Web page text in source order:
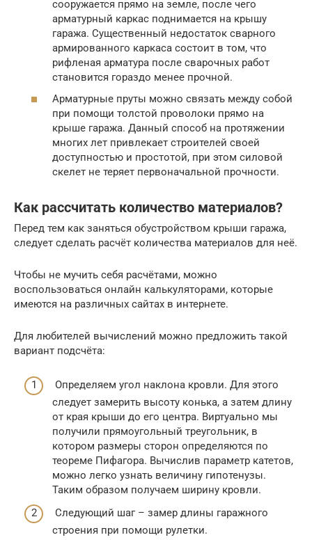
сооружается прямо на земле, после чего
арматурный каркас поднимается на крышу
гаража. Существенный недостаток сварного
армированного каркаса состоит в том, что
рифленая арматура после сварочных работ
становится гораздо менее прочной.
Арматурные пруты можно связать между собой
при помощи толстой проволоки прямо на
крыше гаража. Данный способ на протяжении
многих лет привлекает строителей своей
доступностью и простотой, при этом силовой
скелет не теряет первоначальной прочности.
Как рассчитать количество материалов?
Перед тем как заняться обустройством крыши гаража,
следует сделать расчёт количества материалов для неё.
Чтобы не мучить себя расчётами, можно
воспользоваться онлайн калькуляторами, которые
имеются на различных сайтах в интернете.
Для любителей вычислений можно предложить такой
вариант подсчёта:
Определяем угол наклона кровли. Для этого
следует замерить высоту конька, а затем длину
от края крыши до его центра. Виртуально мы
получили прямоугольный треугольник, в
котором размеры сторон определяются по
теореме Пифагора. Вычислив параметр катетов,
можно легко узнать величину гипотенузы.
Таким образом получаем ширину кровли.
Следующий шаг – замер длины гаражного
строения при помощи рулетки.